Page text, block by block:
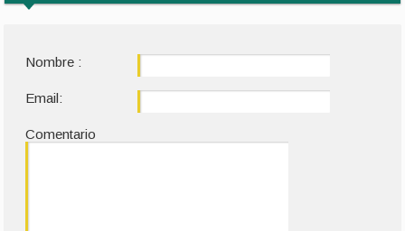
Nombre :
Email:
Comentario